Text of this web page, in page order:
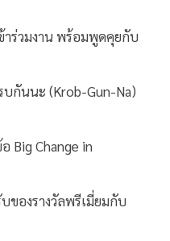
าร่วมงาน พร้อมพูดคุยกับ
กันนะ (Krob-Gun-Na)
Big Change in
องรางวัลพรีเมี่ยมกับ